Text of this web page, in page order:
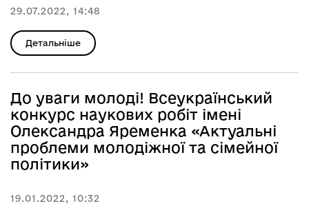
29.07.2022, 14:48
Детальніше
До уваги молоді! Всеукраїнський
конкурс наукових робіт імені
Олександра Яременка «Актуальні
проблеми молодіжної та сімейної
політики»
19.01.2022, 10:32